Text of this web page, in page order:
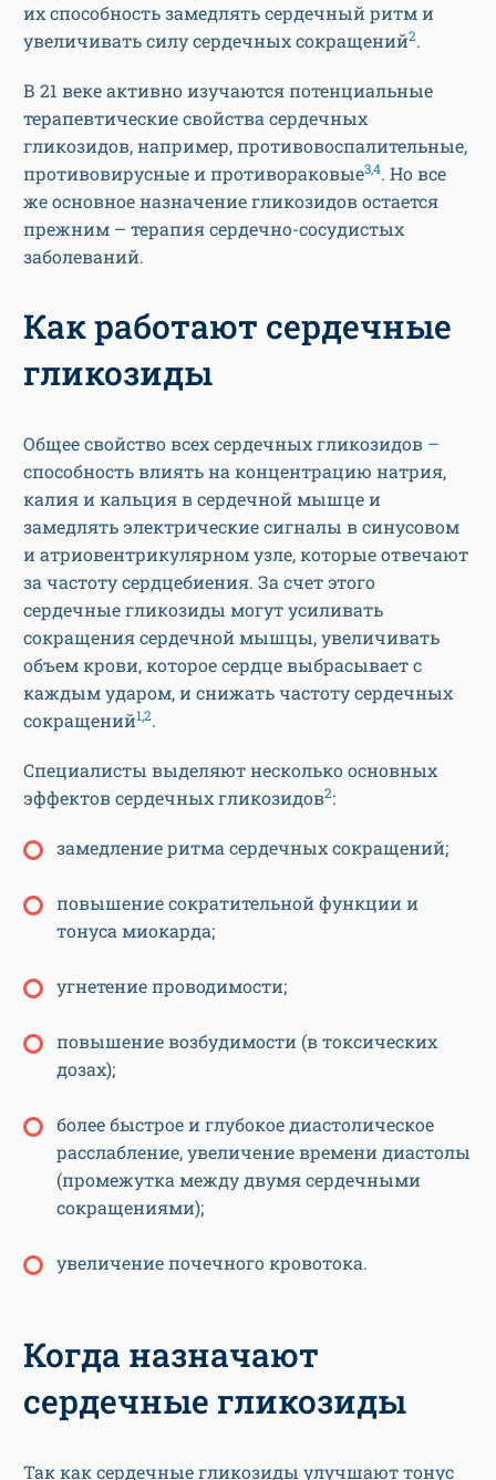
их способность замедлять сердечный ритм и
увеличивать силу сердечных сокращений2.
В 21 веке активно изучаются потенциальные
терапевтические свойства сердечных
гликозидов, например, противовоспалительные,
противовирусные и противораковые3,4. Но все
же основное назначение гликозидов остается
прежним – терапия сердечно-сосудистых
заболеваний.
Как работают сердечные
гликозиды
Общее свойство всех сердечных гликозидов –
способность влиять на концентрацию натрия,
калия и кальция в сердечной мышце и
замедлять электрические сигналы в синусовом
и атриовентрикулярном узле, которые отвечают
за частоту сердцебиения. За счет этого
сердечные гликозиды могут усиливать
сокращения сердечной мышцы, увеличивать
объем крови, которое сердце выбрасывает с
каждым ударом, и снижать частоту сердечных
сокращений1,2.
Специалисты выделяют несколько основных
эффектов сердечных гликозидов2:
замедление ритма сердечных сокращений;
повышение сократительной функции и
тонуса миокарда;
угнетение проводимости;
повышение возбудимости (в токсических
дозах);
более быстрое и глубокое диастолическое
расслабление, увеличение времени диастолы
(промежутка между двумя сердечными
сокращениями);
увеличение почечного кровотока.
Когда назначают
сердечные гликозиды
Так как сердечные гликозиды улучшают тонус